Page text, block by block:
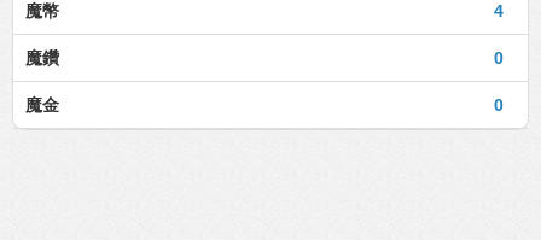
4
魔幣
0
魔鑽
0
魔金